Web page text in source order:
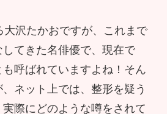
沢たかおですが、これまで
てきた名俳優で、現在で
呼ばれていますよね！そん
ネット上では、整形を疑う
際にどのような噂をされて